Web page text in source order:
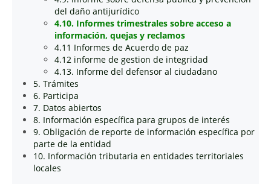
del daño antijurídico
4.10. Informes trimestrales sobre acceso a
información, quejas y reclamos
4.11 Informes de Acuerdo de paz
4.12 informe de gestion de integridad
4.13. Informe del defensor al ciudadano
5. Trámites
6. Participa
7. Datos abiertos
8. Información específica para grupos de interés
9. Obligación de reporte de información específica por
parte de la entidad
10. Información tributaria en entidades territoriales
locales